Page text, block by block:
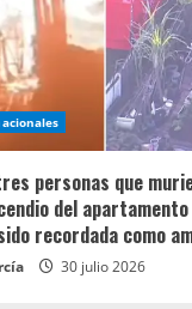
personas que
del apartamento
recordada como
30 julio 2026